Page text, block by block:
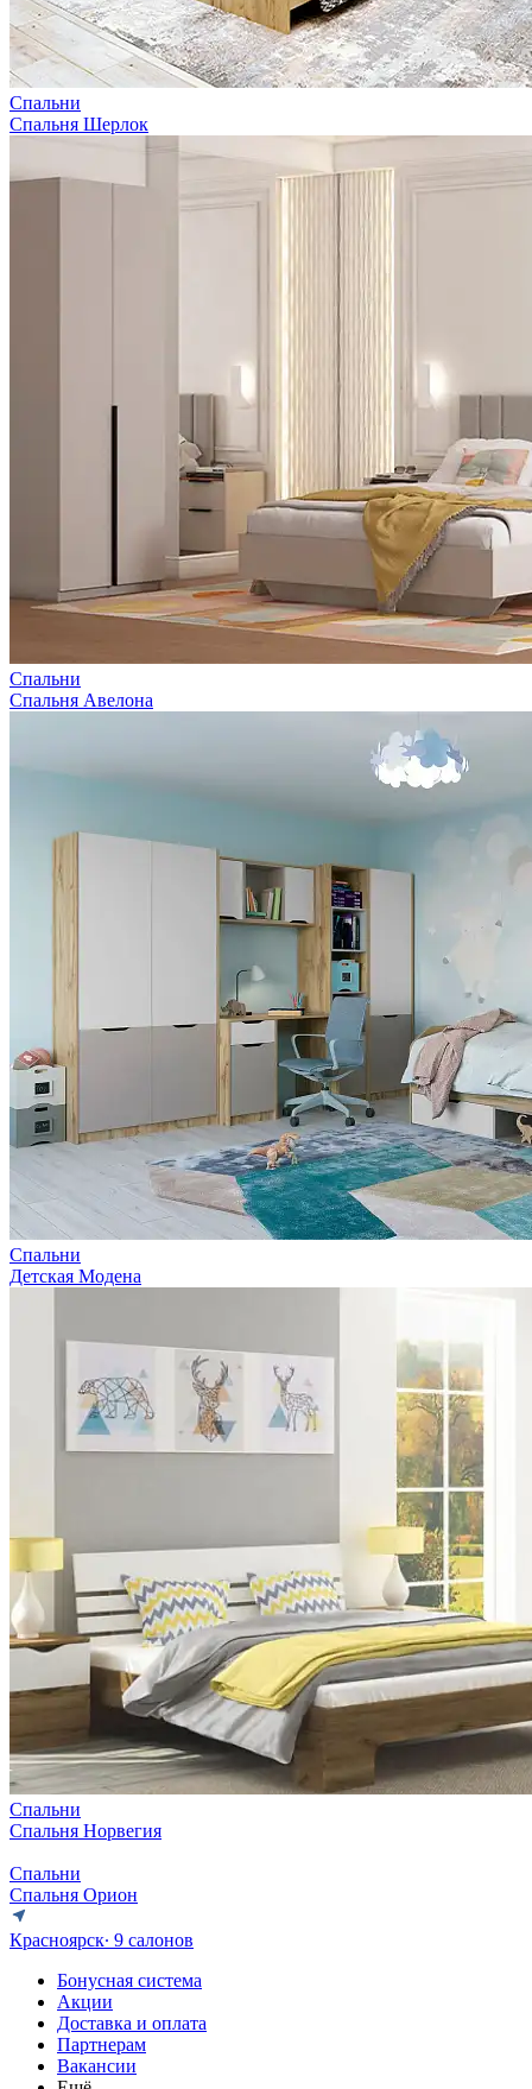
Спальни
Спальня Шерлок
Спальни
Спальня Авелона
Спальни
Детская Модена
Спальни
Спальня Норвегия
Спальни
Спальня Орион
Красноярск∙ 9 салонов
Бонусная система
Акции
Доставка и оплата
Партнерам
Вакансии